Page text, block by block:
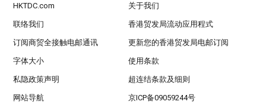
HKTDC.com 关于我们
联络我们 香港贸发局流动应用程式
订阅商贸全接触电邮通讯 更新您的香港贸发局电邮订阅
字体大小 使用条款
私隐政策声明 超连结条款及细则
网站导航 京ICP备09059244号